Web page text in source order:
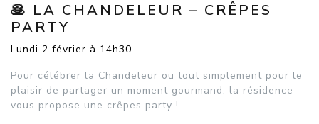
🥞 LA CHANDELEUR – CRÊPES
PARTY
Lundi 2 février à 14h30
Pour célébrer la Chandeleur ou tout simplement pour le
plaisir de partager un moment gourmand, la résidence
vous propose une crêpes party !